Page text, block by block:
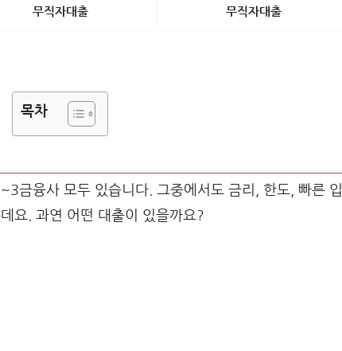
무직자대출
무직자대출
목차
금융사 모두 있습니다. 그중에서도 금리, 한도, 빠른 입
요. 과연 어떤 대출이 있을까요?